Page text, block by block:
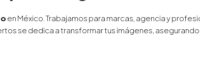
en México. Trabajamos para marcas, agencia y
se dedica a transformar tus imágenes,